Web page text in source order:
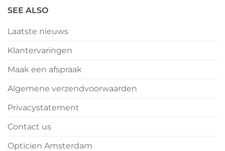
SEE ALSO
Laatste nieuws
Klantervaringen
Maak een afspraak
Algemene verzendvoorwaarden
Privacystatement
Contact us
Opticien Amsterdam